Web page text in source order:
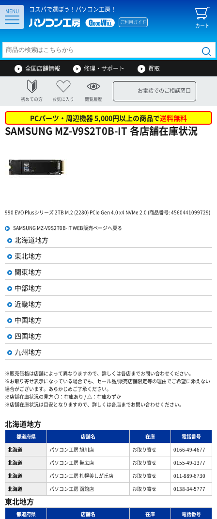
コスパで選ぼう！パソコン工房！
カート
ご利用ガイド
MENU
全国店舗情報 修理・サポート 買取
初めての方 お気に入り 閲覧履歴
お電話でのご相談窓口
PCパーツ・周辺機器 5,000円以上の商品で送料無料
SAMSUNG MZ-V9S2T0B-IT 各店舗在庫状況
990 EVO Plusシリーズ 2TB M.2 (2280) PCIe Gen 4.0 x4 NVMe 2.0 (商品番号: 4560441099729)
SAMSUNG MZ-V9S2T0B-IT WEB販売ページへ戻る
北海道地方
東北地方
関東地方
中部地方
近畿地方
中国地方
四国地方
九州地方
※販売価格は店舗によって異なりますので、詳しくは各店までお問い合わせください。
※お取り寄せ表示になっている場合でも、セール品/販売店舗限定等の理由でご希望に添えない
場合がございます。あらかじめご了承ください。
※店舗在庫状況の見方 〇：在庫あり / △：在庫わずか
※店舗在庫状況は目安となりますので、詳しくは各店までお問い合わせください。
北海道地方
都道府県 店舗名 在庫
電話番号
北海道
パソコン工房 旭川店 お取り寄せ
0166-49-4677
北海道
パソコン工房 帯広店 お取り寄せ
0155-49-1377
北海道
パソコン⼯房 札幌美しが丘店 お取り寄せ
011-889-6730
北海道
パソコン工房 函館店 お取り寄せ 0138-34-5777
東北地方
都道府県 店舗名 在庫
電話番号